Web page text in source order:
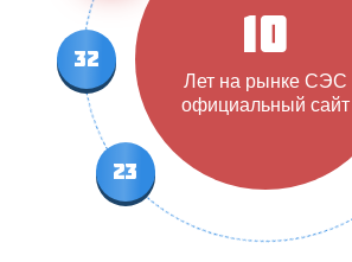
23
32 10
Лет на рынке СЭС
официальный сайт